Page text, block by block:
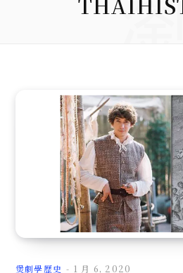
煲劇學歷史 1 月 6, 2020